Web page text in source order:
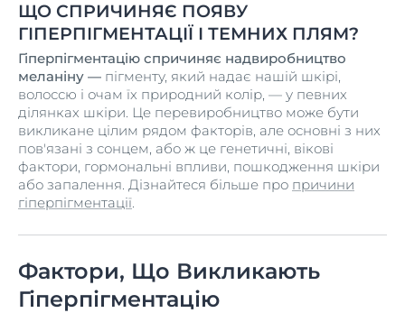
ЩО СПРИЧИНЯЄ ПОЯВУ
ГІПЕРПІГМЕНТАЦІЇ І ТЕМНИХ ПЛЯМ?
Гіперпігментацію спричиняє надвиробництво
меланіну — пігменту, який надає нашій шкірі,
волоссю і очам їх природний колір, — у певних
ділянках шкіри. Це перевиробництво може бути
викликане цілим рядом факторів, але основні з них
пов'язані з сонцем, або ж це генетичні, вікові
фактори, гормональні впливи, пошкодження шкіри
або запалення. Дізнайтеся більше про причини
гіперпігментації.
Фактори, Що Викликають
Гіперпігментацію